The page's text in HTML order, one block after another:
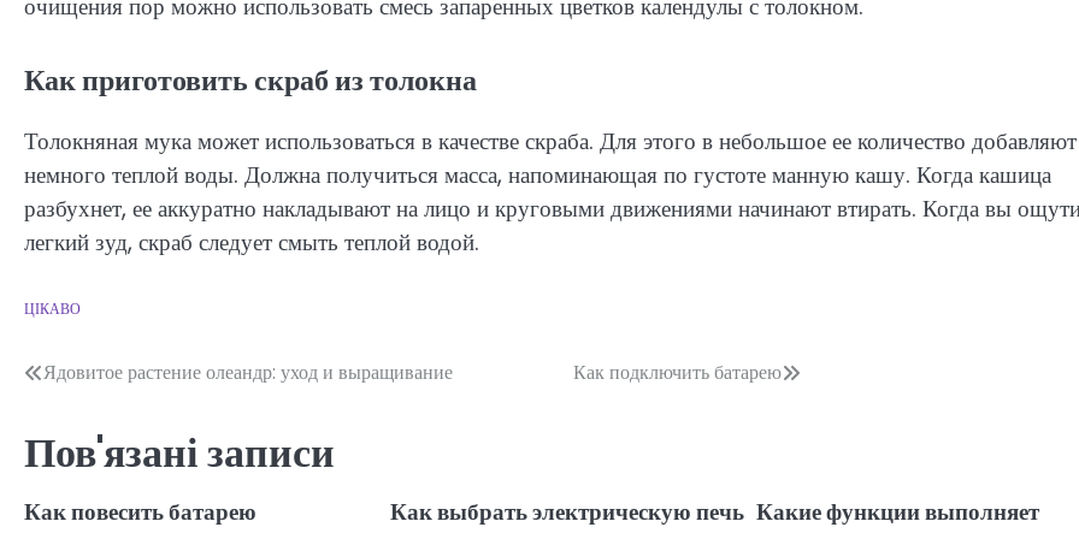
очищения пор можно использовать смесь запаренных цветков календулы с толокном.
Как приготовить скраб из толокна
Толокняная мука может использоваться в качестве скраба. Для этого в небольшое ее количество добавляют
немного теплой воды. Должна получиться масса, напоминающая по густоте манную кашу. Когда кашица
разбухнет, ее аккуратно накладывают на лицо и круговыми движениями начинают втирать. Когда вы
легкий зуд, скраб следует смыть теплой водой.
ЦІКАВО
Навігація
Ядовитое растение олеандр: уход и выращивание Как подключить батарею
Пов'язані записи
Как повесить батарею Как выбрать электрическую печь Какие функции выполняет